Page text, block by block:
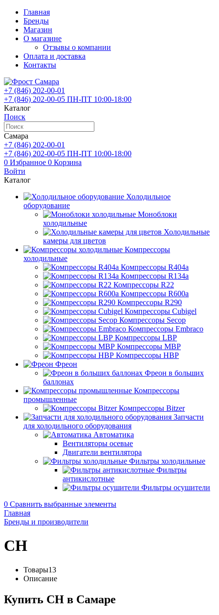
Главная
Бренды
Магазин
О магазине
Отзывы о компании
Оплата и доставка
Контакты
+7 (846) 202-00-01
+7 (846) 202-00-05 ПН-ПТ 10:00-18:00
Каталог
Поиск
Самара
+7 (846) 202-00-01
+7 (846) 202-00-05 ПН-ПТ 10:00-18:00
0 Избранное 0 Корзина
Войти
Каталог
Холодильное
оборудование
Моноблоки
холодильные
Холодильные
камеры для цветов
Компрессоры
холодильные
Компрессоры R404a
Компрессоры R134a
Компрессоры R22
Компрессоры R600a
Компрессоры R290
Компрессоры Cubigel
Компрессоры Secop
Компрессоры Embraco
Компрессоры LBP
Компрессоры MBP
Компрессоры HBP
Фреон
Фреон в больших
баллонах
Компрессоры
промышленные
Компрессоры Bitzer
Запчасти
для холодильного оборудования
Автоматика
Вентиляторы осевые
Двигатели вентилятора
Фильтры холодильные
Фильтры
антикислотные
Фильтры осушители
0 Сравнить выбранные элементы
Главная
Бренды и производители
CH
Товары13
Описание
Купить CH в Самаре